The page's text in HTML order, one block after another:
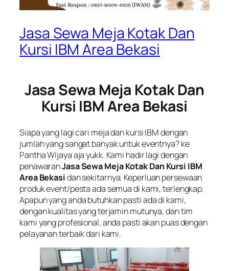
Jasa Sewa Meja Kotak Dan
Kursi IBM Area Bekasi
Jasa Sewa Meja Kotak Dan
Kursi IBM Area Bekasi
Siapa yang lagi cari meja dan kursi IBM dengan
jumlah yang sangat banyak untuk eventnya? ke
Pantha Wijaya aja yukk. Kami hadir lagi dengan
penawaranJasa Sewa Meja Kotak Dan Kursi IBM
Area Bekasidan sekitarnya. Keperluan persewaan
produk event/pesta ada semua di kami, terlengkap.
Apapun yang anda butuhkan pasti ada di kami,
dengan kualitas yang terjamin mutunya, dan tim
kami yang profesional, anda pasti akan puas dengan
pelayanan terbaik dari kami.